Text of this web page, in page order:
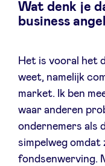
Wat denk je
business
Het is vooral het
weet, namelijk
market. Ik ben
waar anderen
ondernemers als
simpelweg omdat
fondsenwerving.